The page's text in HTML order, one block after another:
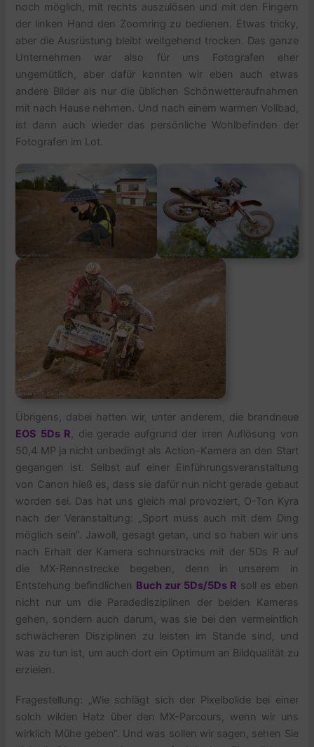
noch möglich, mit rechts auszulösen und mit den Fingern
der linken Hand den Zoomring zu bedienen. Etwas tricky,
aber die Ausrüstung bleibt weitgehend trocken. Das ganze
Unternehmen war also für uns Fotografen eher
ungemütlich, aber dafür konnten wir eben auch etwas
andere Bilder als nur die üblichen Schönwetteraufnahmen
mit nach Hause nehmen. Und nach einem warmen Vollbad,
ist dann auch wieder das persönliche Wohlbefinden der
Fotografen im Lot.
Übrigens, dabei hatten wir, unter anderem, die brandneue
EOS 5Ds R, die gerade aufgrund der irren Auflösung von
50,4 MP ja nicht unbedingt als Action-Kamera an den Start
gegangen ist. Selbst auf einer Einführungsveranstaltung
von Canon hieß es, dass sie dafür nun nicht gerade gebaut
worden sei. Das hat uns gleich mal provoziert, O-Ton Kyra
nach der Veranstaltung: „Sport muss auch mit dem Ding
möglich sein“. Jawoll, gesagt getan, und so haben wir uns
nach Erhalt der Kamera schnurstracks mit der 5Ds R auf
die MX-Rennstrecke begeben, denn in unserem in
Entstehung befindlichen Buch zur 5Ds/5Ds R soll es eben
nicht nur um die Paradedisziplinen der beiden Kameras
gehen, sondern auch darum, was sie bei den vermeintlich
schwächeren Disziplinen zu leisten im Stande sind, und
was zu tun ist, um auch dort ein Optimum an Bildqualität zu
erzielen.
Fragestellung: „Wie schlägt sich der Pixelbolide bei einer
solch wilden Hatz über den MX-Parcours, wenn wir uns
wirklich Mühe geben“. Und was sollen wir sagen, sehen Sie